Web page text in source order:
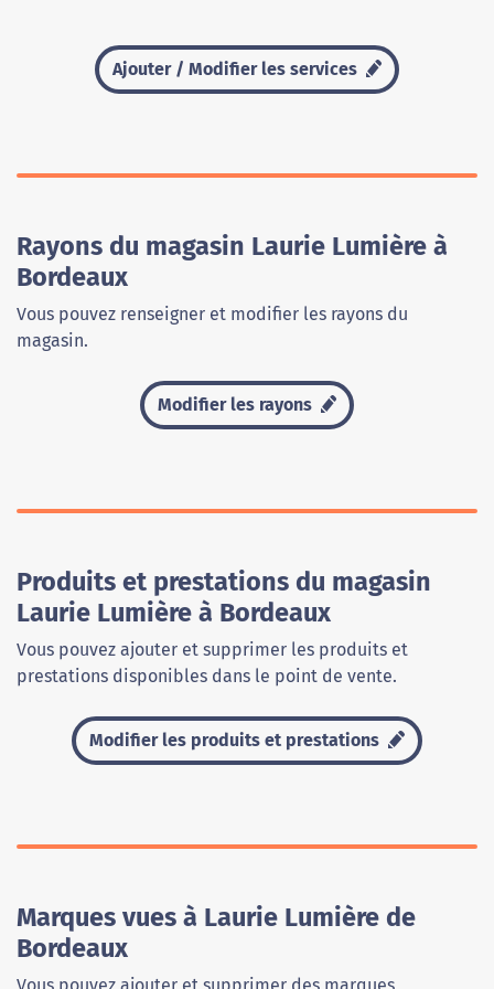
Ajouter / Modifier les services
Rayons du magasin Laurie Lumière à
Bordeaux
Vous pouvez renseigner et modifier les rayons du
magasin.
Modifier les rayons
Produits et prestations du magasin
Laurie Lumière à Bordeaux
Vous pouvez ajouter et supprimer les produits et
prestations disponibles dans le point de vente.
Modifier les produits et prestations
Marques vues à Laurie Lumière de
Bordeaux